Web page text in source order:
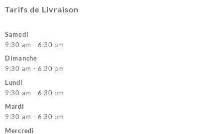
Tarifs de Livraison
Samedi
9:30 am - 6:30 pm
Dimanche
9:30 am - 6:30 pm
Lundi
9:30 am - 6:30 pm
Mardi
9:30 am - 6:30 pm
Mercredi